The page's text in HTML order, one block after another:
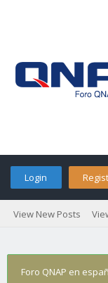
Login
View New Posts
Foro QNAP en